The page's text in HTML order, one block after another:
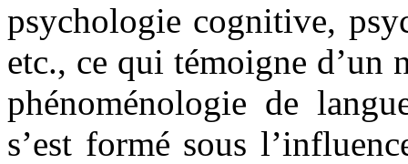
psychologie cognitive,
etc., ce qui témoigne d’un
phénoménologie de
s’est formé sous